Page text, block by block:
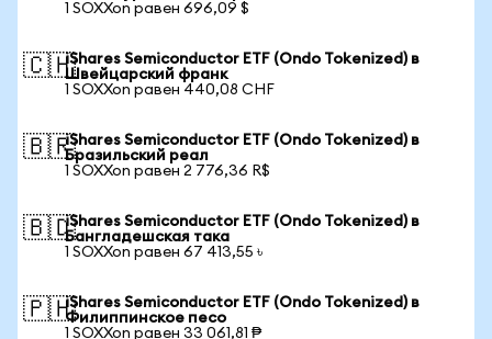
1 SOXXon равен 696,09 $
🇨🇭iShares Semiconductor ETF (Ondo Tokenized) в
Швейцарский франк
1 SOXXon равен 440,08 CHF
🇧🇷iShares Semiconductor ETF (Ondo Tokenized) в
Бразильский реал
1 SOXXon равен 2 776,36 R$
🇧🇩iShares Semiconductor ETF (Ondo Tokenized) в
Бангладешская така
1 SOXXon равен 67 413,55 ৳
🇵🇭iShares Semiconductor ETF (Ondo Tokenized) в
Филиппинское песо
1 SOXXon равен 33 061,81 ₱